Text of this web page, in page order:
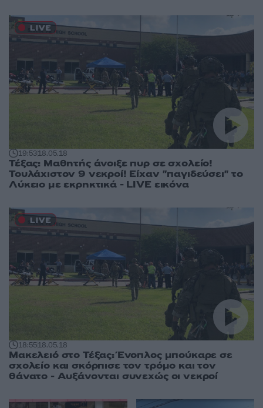
19:5318.05.18
Τέξας: Μαθητής άνοιξε πυρ σε σχολείο!
Τουλάχιστον 9 νεκροί! Είχαν "παγιδεύσει" το
Λύκειο με εκρηκτικά - LIVE εικόνα
18:5518.05.18
Μακελειό στο Τέξας: Ένοπλος μπούκαρε σε
σχολείο και σκόρπισε τον τρόμο και τον
θάνατο - Αυξάνονται συνεχώς οι νεκροί